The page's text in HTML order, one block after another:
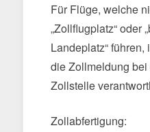
Für Flüge, welche
„Zollflugplatz“ oder
Landeplatz“
die Zollmeldung
Zollstelle
Zollabfertigung: